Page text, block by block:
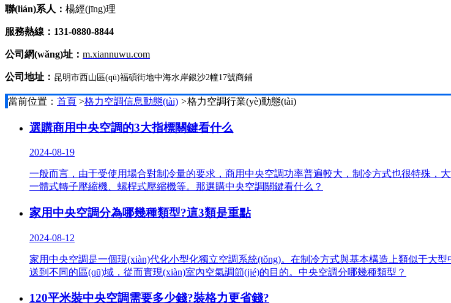
聯(lián)系人： 楊經(jīng)理
服務熱線：131-0880-8844
公司網(wǎng)址： m.xiannuwu.com
公司地址： 昆明市西山區(qū)福碩街地中海水岸銀沙2幢17號商鋪
當前位置： 首頁 >格力空調信息動態(tài) >格力空調行業(yè)動態(tài)
選購商用中央空調的3大指標關鍵看什么
2024-08-19
一般而言，由于受使用場合對制冷量的要求，商用中央空調功率普遍較大，制冷方式也很特殊
一體式轉子壓縮機、螺桿式壓縮機等。那選購中央空調關鍵看什么？
家用中央空調分為哪幾種類型?這3類是重點
2024-08-12
家用中央空調是一個現(xiàn)代化小型化獨立空調系統(tǒng)。在制冷方式與基本構造上類似于大
送到不同的區(qū)域，從而實現(xiàn)室內空氣調節(jié)的目的。中央空調分哪幾種類型？
120平米裝中央空調需要多少錢?裝格力更省錢?